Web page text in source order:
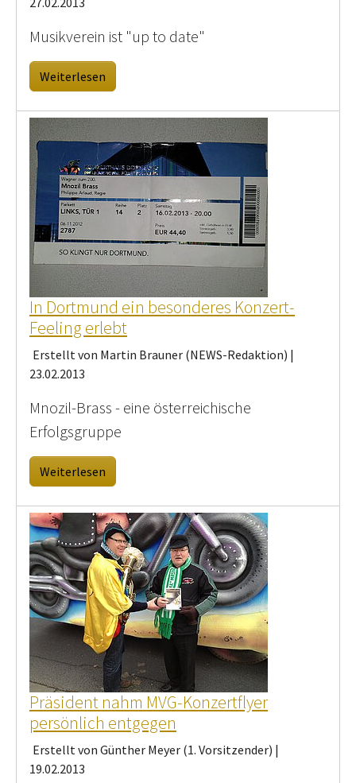
Musikverein ist "up to date"
Weiterlesen
In Dortmund ein besonderes Konzert-
Feeling erlebt
Erstellt von Martin Brauner (NEWS-Redaktion) |
23.02.2013
Mnozil-Brass - eine österreichische
Erfolgsgruppe
Weiterlesen
Präsident nahm MVG-Konzertflyer
persönlich entgegen
Erstellt von Günther Meyer (1. Vorsitzender) |
19.02.2013